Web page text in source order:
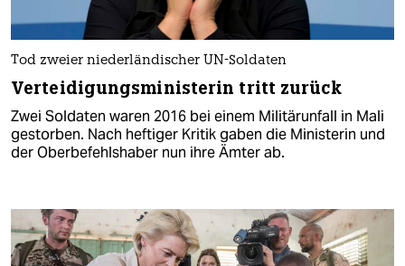
Tod zweier niederländischer UN-Soldaten
Verteidigungsministerin tritt zurück
Zwei Soldaten waren 2016 bei einem Militärunfall in Mali
gestorben. Nach heftiger Kritik gaben die Ministerin und
der Oberbefehlshaber nun ihre Ämter ab.